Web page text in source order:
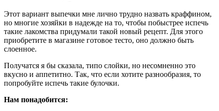
Этот вариант выпечки мне лично трудно назвать краффином,
но многие хозяйки в надежде на то, чтобы побыстрее испечь
такие лакомства придумали такой новый рецепт. Для этого
приобретите в магазине готовое тесто, оно должно быть
слоенное.
Получатся я бы сказала, типо слойки, но несомненно это
вкусно и аппетитно. Так, что если хотите разнообразия, то
попробуйте испечь такие булочки.
Нам понадобится: